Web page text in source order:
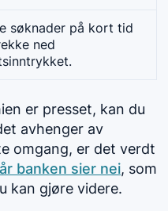
søknader på kort tid
ned
er presset, kan du
avhenger av
omgang, er det verdt
banken sier nei, som
kan gjøre videre.